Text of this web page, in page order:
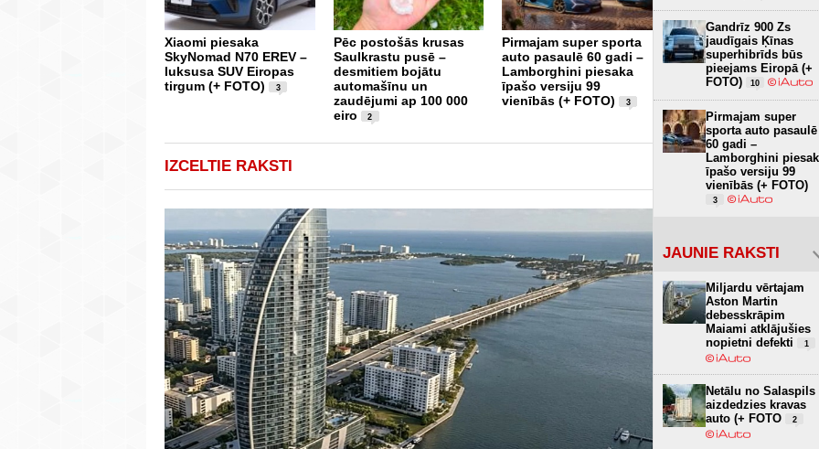
Xiaomi piesaka
SkyNomad N70 EREV –
luksusa SUV Eiropas
tirgum (+ FOTO)
3
Pēc postošās krusas
Saulkrastu pusē –
desmitiem bojātu
automašīnu un
zaudējumi ap 100 000
eiro
2
Pirmajam super sporta
auto pasaulē 60 gadi –
Lamborghini piesaka
īpašo versiju 99
vienībās (+ FOTO)
3
Piedāvājumā atgriežas
821 Zs jaudīgais Shelby
F-150 Super Snake
Sport (+ FOTO)
9
IZCELTIE RAKSTI
Gandrīz 900 Zs
jaudīgais Ķīnas
superhibrīds būs
pieejams Eiropā (+
FOTO)
10
Pirmajam super
sporta auto pasaulē
60 gadi –
Lamborghini
īpašo versiju 99
vienībās (+ FOTO)
3
JAUNIE RAKSTI
Miljardu vērtajam
Aston Martin
debesskrāpim
Maiami atklājušies
nopietni defekti
1
Netālu no Salaspils
aizdedzies kravas
auto (+ FOTO
2